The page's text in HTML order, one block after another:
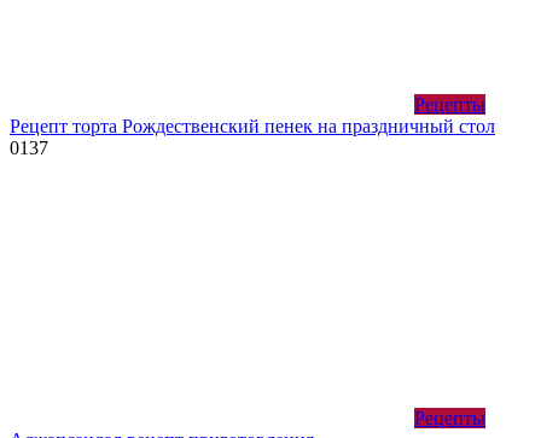
Рецепты
Рецепт торта Рождественский пенек на праздничный стол
0137
Рецепты